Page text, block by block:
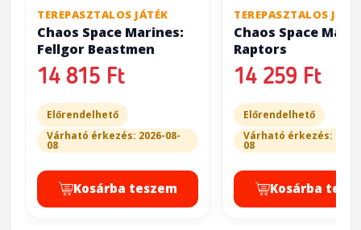
TEREPASZTALOS JÁTÉK
Chaos Space Marines:
Fellgor Beastmen
14 815 Ft
Előrendelhető
Várható érkezés: 2026-08-
08
Kosárba teszem
TEREPASZTALOS
Chaos Space
Raptors
14 259 Ft
Előrendelhető
Várható érkezés:
08
Kosárba